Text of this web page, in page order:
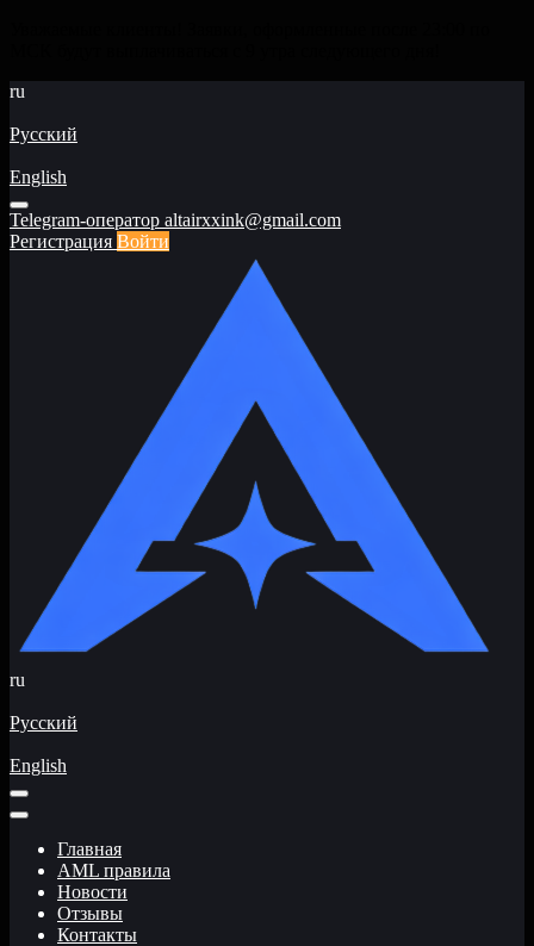
ru
Русский
English
Telegram-оператор altairxxink@gmail.com
Регистрация Войти
ru
Русский
English
Главная
AML правила
Новости
Отзывы
Контакты